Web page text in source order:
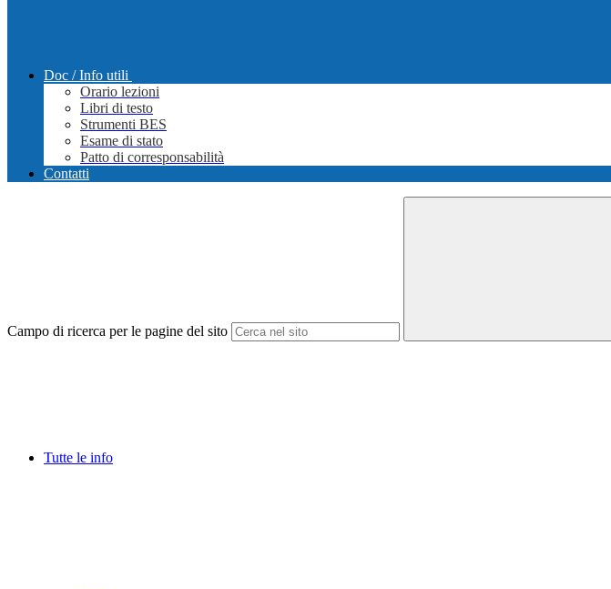
Doc / Info utili
Orario lezioni
Libri di testo
Strumenti BES
Esame di stato
Patto di corresponsabilità
Contatti
Campo di ricerca per le pagine del sito
Tutte le info